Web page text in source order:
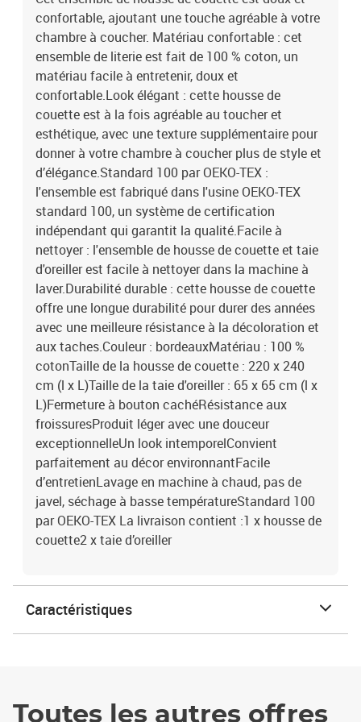
confortable, ajoutant une touche agréable à votre
chambre à coucher. Matériau confortable : cet
ensemble de literie est fait de 100 % coton, un
matériau facile à entretenir, doux et
confortable.Look élégant : cette housse de
couette est à la fois agréable au toucher et
esthétique, avec une texture supplémentaire pour
donner à votre chambre à coucher plus de style et
d’élégance.Standard 100 par OEKO-TEX :
l'ensemble est fabriqué dans l'usine OEKO-TEX
standard 100, un système de certification
indépendant qui garantit la qualité.Facile à
nettoyer : l'ensemble de housse de couette et taie
d'oreiller est facile à nettoyer dans la machine à
laver.Durabilité durable : cette housse de couette
offre une longue durabilité pour durer des années
avec une meilleure résistance à la décoloration et
aux taches.Couleur : bordeauxMatériau : 100 %
cotonTaille de la housse de couette : 220 x 240
cm (l x L)Taille de la taie d'oreiller : 65 x 65 cm (l x
L)Fermeture à bouton cachéRésistance aux
froissuresProduit léger avec une douceur
exceptionnelleUn look intemporelConvient
parfaitement au décor environnantFacile
d’entretienLavage en machine à chaud, pas de
javel, séchage à basse températureStandard 100
par OEKO-TEX La livraison contient :1 x housse de
couette2 x taie d’oreiller
Caractéristiques
Toutes les autres offres